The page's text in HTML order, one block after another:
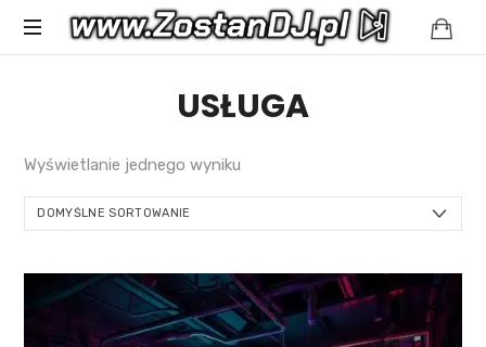
USŁUGA
Wyświetlanie jednego wyniku